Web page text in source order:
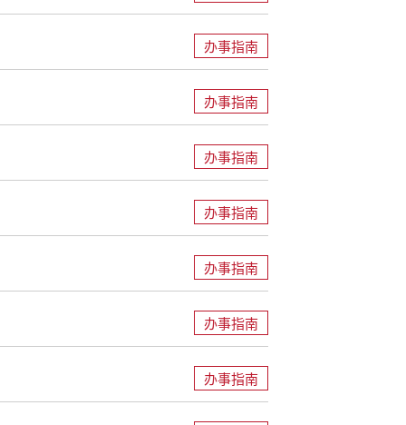
办事指南
办事指南
办事指南
办事指南
办事指南
办事指南
办事指南